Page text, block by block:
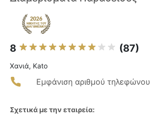
8 (87)
Χανιά, Kato
Εμφάνιση αριθμού τηλεφώνου
Σχετικά με την εταιρεία: